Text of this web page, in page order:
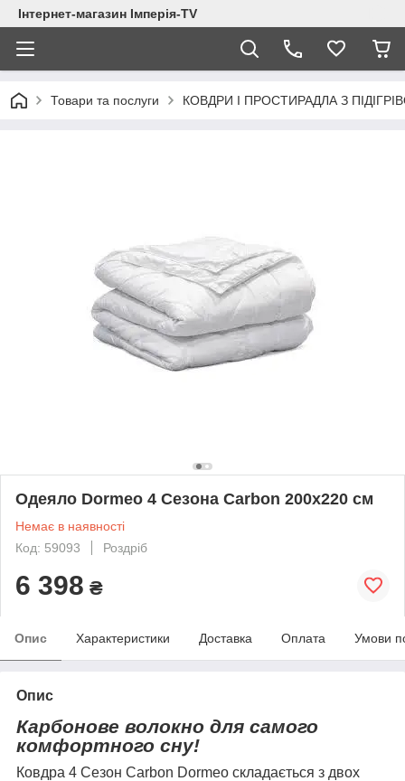
Інтернет-магазин Імперія-TV
Товари та послуги КОВДРИ І ПРОСТИРАДЛА З
Одеяло Dormeo 4 Сезона Carbon 200х220 см
Немає в наявності
Код: 59093
Роздріб
6 398 ₴
Опис Характеристики Доставка Оплата Умови
Опис
Карбонове волокно для самого
комфортного сну!
Ковдра 4 Сезон Carbon Dormeo складається з двох